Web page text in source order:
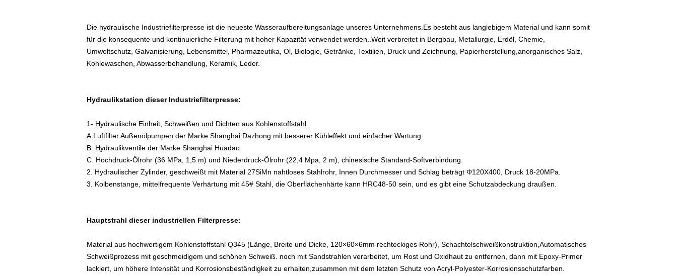
Die hydraulische Industriefilterpresse ist die neueste Wasseraufbereitungsanlage unseres Unternehmens.Es besteht aus langlebigem Material und kann somit
für die konsequente und kontinuierliche Filterung mit hoher Kapazität verwendet werden.. Weit verbreitet in Bergbau, Metallurgie, Erdöl, Chemie,
Umweltschutz, Galvanisierung, Lebensmittel, Pharmazeutika, Öl, Biologie, Getränke, Textilien, Druck und Zeichnung, Papierherstellung,anorganisches Salz,
Kohlewaschen, Abwasserbehandlung, Keramik, Leder.
Hydraulikstation dieser Industriefilterpresse:
1- Hydraulische Einheit, Schweißen und Dichten aus Kohlenstoffstahl.
A.Luftfilter Außenölpumpen der Marke Shanghai Dazhong mit besserer Kühleffekt und einfacher Wartung
B. Hydraulikventile der Marke Shanghai Huadao.
C. Hochdruck-Ölrohr (36 MPa, 1,5 m) und Niederdruck-Ölrohr (22,4 Mpa, 2 m), chinesische Standard-Softverbindung.
2. Hydraulischer Zylinder, geschweißt mit Material 27SiMn nahtloses Stahlrohr, Innen Durchmesser und Schlag beträgt Φ120X400, Druck 18-20MPa.
3. Kolbenstange, mittelfrequente Verhärtung mit 45# Stahl, die Oberflächenhärte kann HRC48-50 sein, und es gibt eine Schutzabdeckung draußen.
Hauptstrahl dieser industriellen Filterpresse:
Material aus hochwertigem Kohlenstoffstahl Q345 (Länge, Breite und Dicke, 120×60×6mm rechteckiges Rohr), Schachtelschweißkonstruktion,Automatisches
Schweißprozess mit geschmeidigem und schönen Schweiß. noch mit Sandstrahlen verarbeitet, um Rost und Oxidhaut zu entfernen, dann mit Epoxy-Primer
lackiert, um höhere Intensität und Korrosionsbeständigkeit zu erhalten,zusammen mit dem letzten Schutz von Acryl-Polyester-Korrosionsschutzfarben.